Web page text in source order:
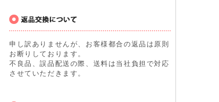
申し訳ありませんが、お客様都合の返品は原則
お断りしております。
不良品、誤品配送の際、送料は当社負担で対応
させていただきます。